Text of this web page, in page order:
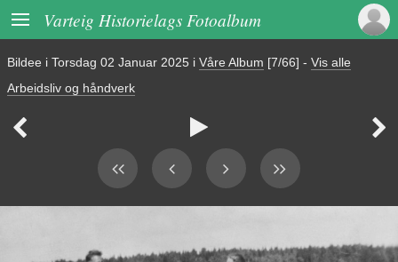
 Varteig Historielags Fotoalbum
Bildee i Torsdag 02 Januar 2025 i Våre Album [7/66] - Vis alle
Arbeidsliv og håndverk
  